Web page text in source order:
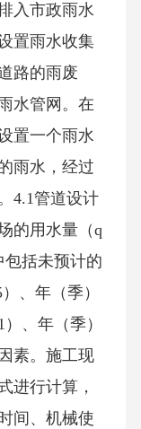
入市政雨水
置雨水收集
路的雨废
水管网。在
置一个雨水
雨水，经过
4.1管道设计
的用水量（q
包括未预计的
、年（季）
、年（季）
素。施工现
进行计算，
间、机械使